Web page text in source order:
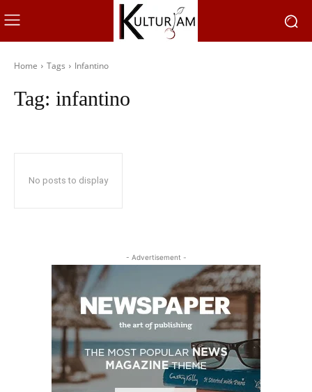
Home Tags Infantino
Tag: infantino
No posts to display
- Advertisement -